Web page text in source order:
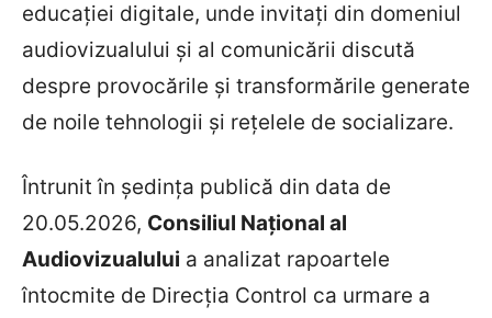
educației digitale, unde invitați din domeniul
audiovizualului și al comunicării discută
despre provocările și transformările generate
de noile tehnologii și rețelele de socializare.
Întrunit în ședința publică din data de
20.05.2026, Consiliul Național al
Audiovizualului a analizat rapoartele
întocmite de Direcția Control ca urmare a